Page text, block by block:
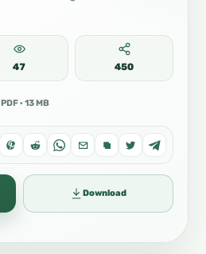
47 450
PDF · 13 MB
Download